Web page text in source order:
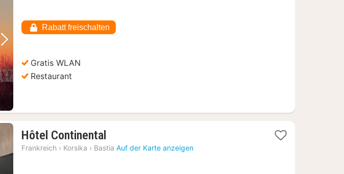
Nächstes Bild
Rabatt freischalten
Gratis WLAN
Restaurant
Hôtel Continental
Nacht
Frankreich › Korsika › Bastia Auf der Karte anzeigen